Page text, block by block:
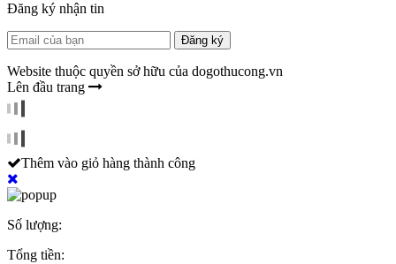
Đăng ký nhận tin
Đăng ký
Website thuộc quyền sở hữu của dogothucong.vn
Lên đầu trang
Thêm vào giỏ hàng thành công
Số lượng:
Tổng tiền: